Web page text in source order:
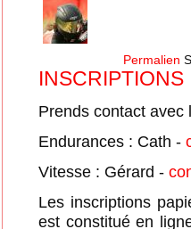
Permalien
INSCRIPTIONS
Prends contact avec
Endurances : Cath -
Vitesse : Gérard -
Les inscriptions
est constitué en